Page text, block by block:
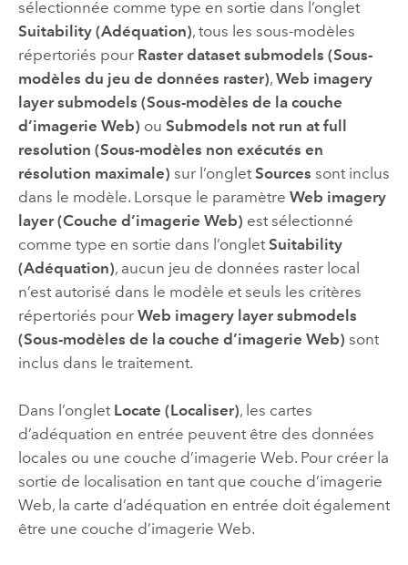
sélectionnée comme type en sortie dans l’onglet
Suitability (Adéquation), tous les sous-modèles
répertoriés pour Raster dataset submodels (Sous-
modèles du jeu de données raster), Web imagery
layer submodels (Sous-modèles de la couche
d’imagerie Web) ou Submodels not run at full
resolution (Sous-modèles non exécutés en
résolution maximale) sur l’onglet Sources sont inclus
dans le modèle. Lorsque le paramètre Web imagery
layer (Couche d’imagerie Web) est sélectionné
comme type en sortie dans l’onglet Suitability
(Adéquation), aucun jeu de données raster local
n’est autorisé dans le modèle et seuls les critères
répertoriés pour Web imagery layer submodels
(Sous-modèles de la couche d’imagerie Web) sont
inclus dans le traitement.
Dans l’onglet Locate (Localiser), les cartes
d’adéquation en entrée peuvent être des données
locales ou une couche d’imagerie Web. Pour créer la
sortie de localisation en tant que couche d’imagerie
Web, la carte d’adéquation en entrée doit également
être une couche d’imagerie Web.